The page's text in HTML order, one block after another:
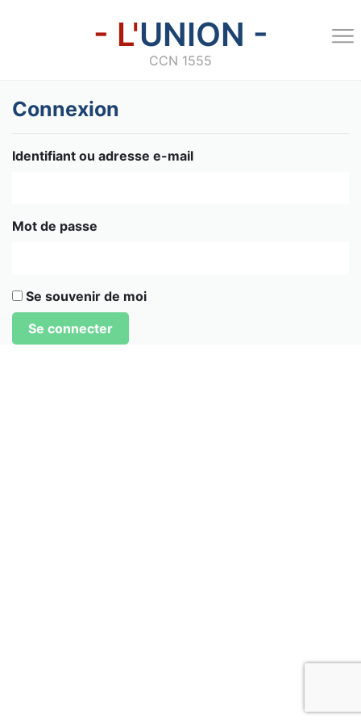
- L'UNION -
CCN 1555
Connexion
Identifiant ou adresse e-mail
Mot de passe
Se souvenir de moi